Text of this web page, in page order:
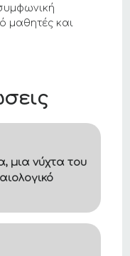
μια νύχτα του
μαθητές και